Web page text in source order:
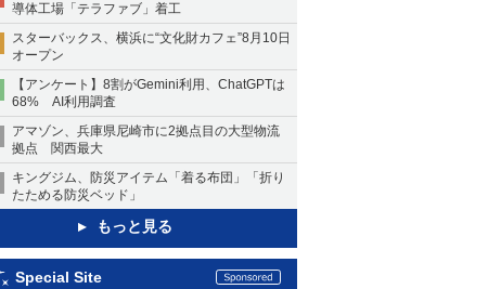
導体工場「テラファブ」着工
スターバックス、横浜に“文化財カフェ”8月10日
オープン
【アンケート】8割がGemini利用、ChatGPTは
68% AI利用調査
アマゾン、兵庫県尼崎市に2拠点目の大型物流
拠点 関西最大
キングジム、防災アイテム「着る布団」「折り
たためる防災ベッド」
もっと見る
Special Site